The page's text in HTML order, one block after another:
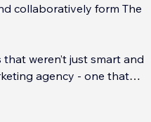
collaboratively form The
weren’t just smart and
agency - one that
that delivers the highest